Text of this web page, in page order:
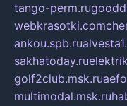
tango-perm.ru
webkrasotki.com
ankou.spb.ru
sakhatoday.ru
golf2club.msk.ru
multimodal.msk.ru